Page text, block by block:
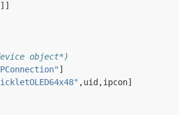
object*)
]
,uid ,ipcon]